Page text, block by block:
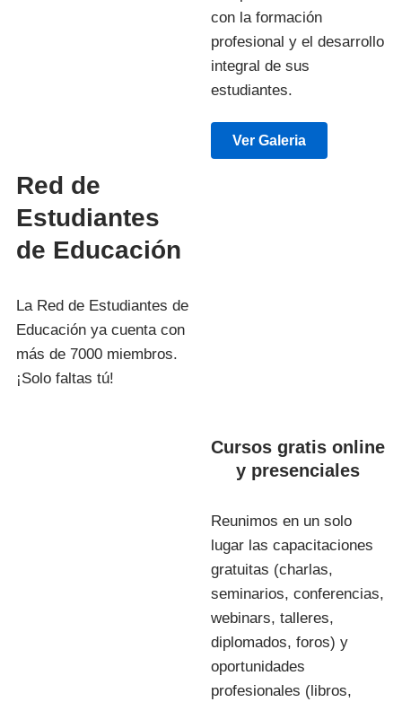
con la formación
profesional y el desarrollo
integral de sus
estudiantes.
Ver Galeria
Red de
Estudiantes
de Educación
La Red de Estudiantes de
Educación ya cuenta con
más de 7000 miembros.
¡Solo faltas tú!
Cursos gratis online
y presenciales
Reunimos en un solo
lugar las capacitaciones
gratuitas (charlas,
seminarios, conferencias,
webinars, talleres,
diplomados, foros) y
oportunidades
profesionales (libros,